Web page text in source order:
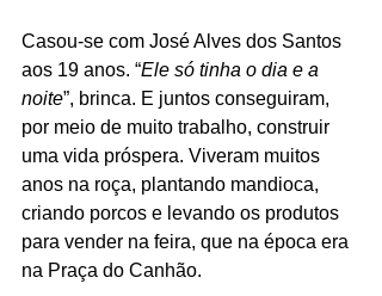
Casou-se com José Alves dos Santos
aos 19 anos. “Ele só tinha o dia e a
noite”, brinca. E juntos conseguiram,
por meio de muito trabalho, construir
uma vida próspera. Viveram muitos
anos na roça, plantando mandioca,
criando porcos e levando os produtos
para vender na feira, que na época era
na Praça do Canhão.